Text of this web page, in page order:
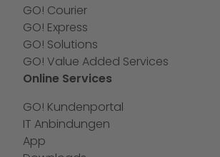
GO! Courier
GO! Express
GO! Solutions
GO! Value Added Services
Online Services
GO! Kundenportal
IT Anbindungen
App